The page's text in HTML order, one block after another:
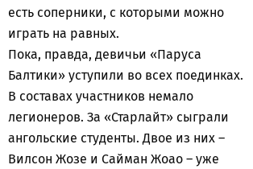
есть соперники, с которыми можно
играть на равных.
Пока, правда, девичьи «Паруса
Балтики» уступили во всех поединках.
В составах участников немало
легионеров. За «Старлайт» сыграли
ангольские студенты. Двое из них –
Вилсон Жозе и Сайман Жоао – уже